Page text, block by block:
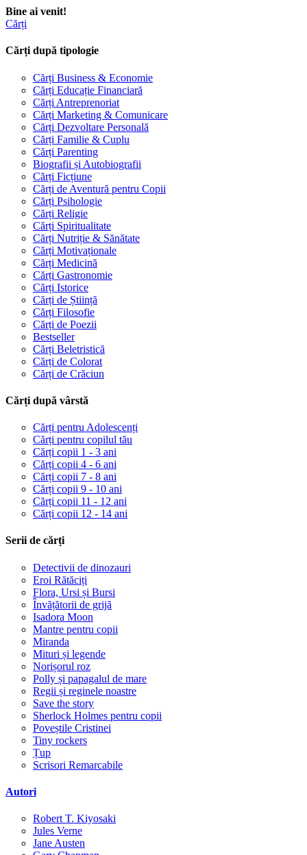
Bine ai venit!
Cărți
Cărți după tipologie
Cărți Business & Economie
Cărți Educație Financiară
Cărți Antreprenoriat
Cărți Marketing & Comunicare
Cărți Dezvoltare Personală
Cărți Familie & Cuplu
Cărți Parenting
Biografii și Autobiografii
Cărți Ficțiune
Cărți de Aventură pentru Copii
Cărți Psihologie
Cărți Religie
Cărți Spiritualitate
Cărți Nutriție & Sănătate
Cărți Motivaționale
Cărți Medicină
Cărți Gastronomie
Cărți Istorice
Cărți de Știință
Cărți Filosofie
Cărți de Poezii
Bestseller
Cărți Beletristică
Cărți de Colorat
Cărți de Crăciun
Cărți după vârstă
Cărți pentru Adolescenți
Cărți pentru copilul tău
Cărți copii 1 - 3 ani
Cărți copii 4 - 6 ani
Cărți copii 7 - 8 ani
Cărți copii 9 - 10 ani
Cărți copii 11 - 12 ani
Cărți copii 12 - 14 ani
Serii de cărți
Detectivii de dinozauri
Eroi Rătăciți
Flora, Ursi și Bursi
Învățătorii de grijă
Isadora Moon
Mantre pentru copii
Miranda
Mituri și legende
Norișorul roz
Polly și papagalul de mare
Regii și reginele noastre
Save the story
Sherlock Holmes pentru copii
Poveștile Cristinei
Tiny rockers
Țup
Scrisori Remarcabile
Autori
Robert T. Kiyosaki
Jules Verne
Jane Austen